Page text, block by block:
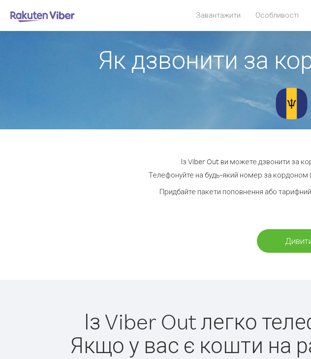
Завантажити Особливості
Як дзвонити за
Із Viber Out ви можете дзвонити за
Телефонуйте на будь-який номер за кордоном
Придбайте пакети поповнення або
Із Viber Out легко
Якщо у вас є кошти на